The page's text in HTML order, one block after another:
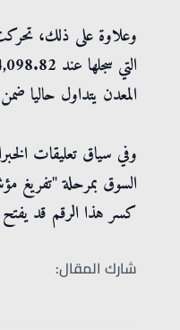
وعلاوة على ذلك،
المعدن يتداول حاليا ضمن نطاقه
كسر هذا الرقم قد
شارك المقال: